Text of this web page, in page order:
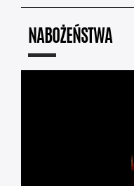
NABOŻEŃSTWA